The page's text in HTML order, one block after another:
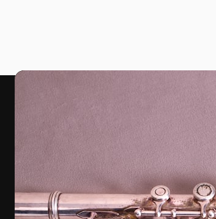
動画
動画テンプレート
アイコン
3D モデル
最高のクリエイティブ制作を導くための
ットフォーム。クリエイター、企業、代
店、スタジオを含む100万人以上が利用
います。
日本語